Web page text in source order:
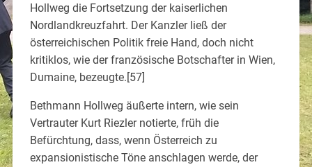
Hollweg die Fortsetzung der kaiserlichen
Nordlandkreuzfahrt. Der Kanzler ließ der
österreichischen Politik freie Hand, doch nicht
kritiklos, wie der französische Botschafter in Wien,
Dumaine, bezeugte.[57]
Bethmann Hollweg äußerte intern, wie sein
Vertrauter Kurt Riezler notierte, früh die
Befürchtung, dass, wenn Österreich zu
expansionistische Töne anschlagen werde, der